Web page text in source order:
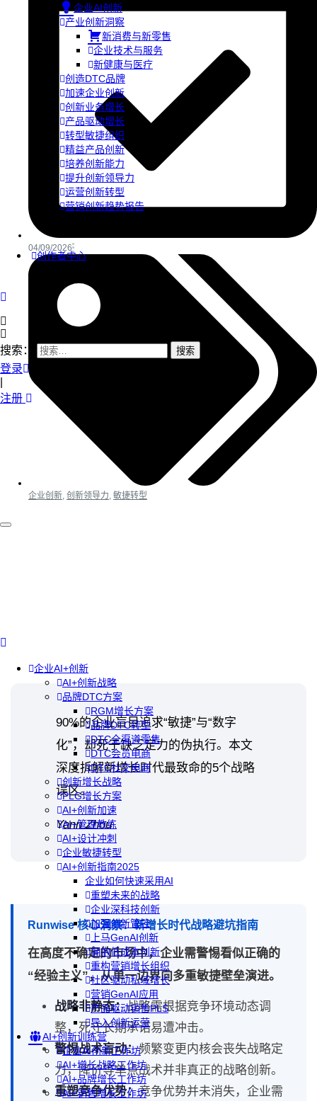
企业AI创新
产业创新洞察
新消费与新零售
企业技术与服务
新健康与医疗
创造DTC品牌
加速企业创新
创新业务增长
产品驱动增长
转型敏捷组织
精益产品创新
培养创新能力
提升创新领导力
运营创新转型
营销创新趋势报告
创作者中心
搜索：
登录
注册
企业AI+创新
AI+创新战略
品牌DTC方案
RGM增长方案
品牌DTC转型
DTC全渠道零售
DTC会员电商
DTC社交电商
创新增长战略
PLG增长方案
AI+创新加速
AI+管理教练
AI+设计冲刺
企业敏捷转型
AI+创新指南2025
企业如何快速采用AI
重塑未来的战略
企业深科技创新
加强创新管控
上马GenAI创新
拥抱低成本创新
重构营销增长组织
社区驱动私域增长
营销GenAI应用
产品驱动销售PLS
导入创新运营
AI+创新训练营
企业AI创新工作坊
AI+增长战略工作坊
AI+品牌增长工作坊
AI+销售增长工作坊
04/09/2026
企业创新 创新领导力 敏捷转型
90%的企业盲目追求“敏捷”与“数字
化”，却死于缺乏定力的伪执行。本文
深度拆解新增长时代最致命的5个战略
误区。
Yann Zhou
Runwise 核心洞察：新增长时代战略避坑指南
在高度不确定的市场中，企业需警惕看似正确的
“经验主义”，从单一边界向多重敏捷壁垒演进。
战略非静态：战略需根据竞争环境动态调
整，死守长期承诺易遭冲击。
警惕战术盲动：频繁变更内核会丧失战略定
力，降价等单点战术并非真正的战略创新。
重塑竞争优势：竞争优势并未消失，企业需